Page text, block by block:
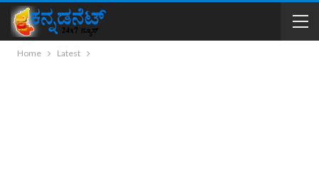
Home Latest